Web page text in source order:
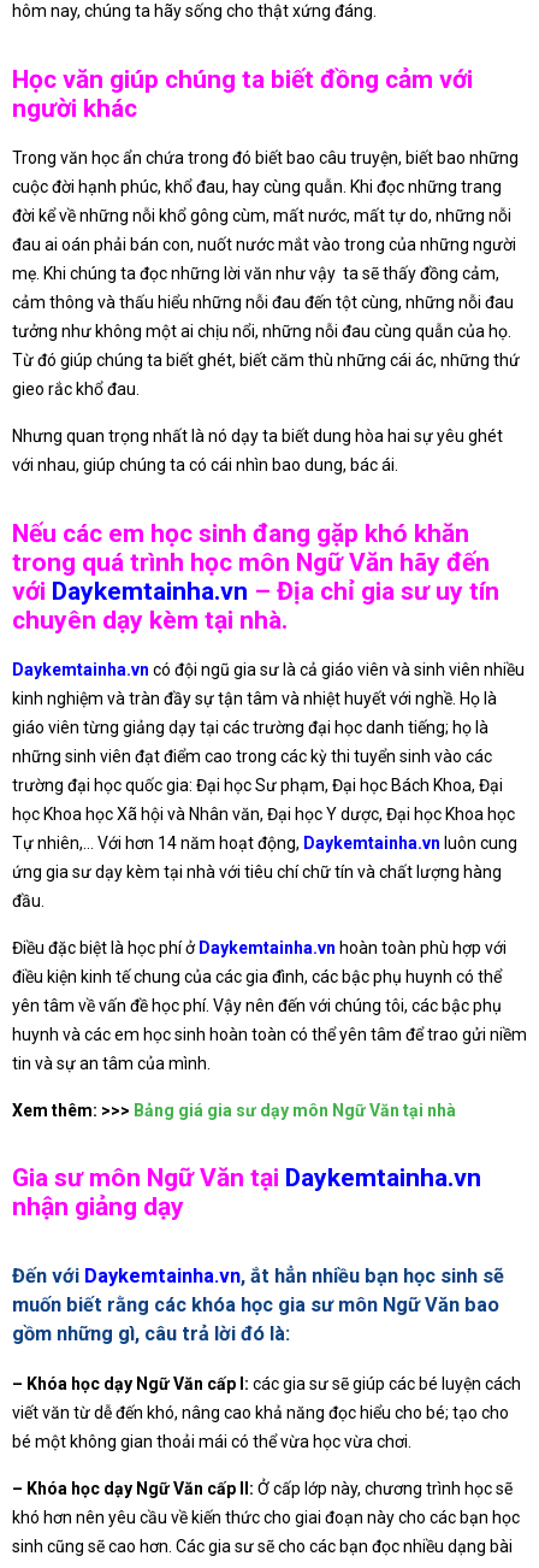
hôm nay, chúng ta hãy sống cho thật xứng đáng.
Học văn giúp chúng ta biết đồng cảm với
người khác
Trong văn học ẩn chứa trong đó biết bao câu truyện, biết bao những
cuộc đời hạnh phúc, khổ đau, hay cùng quẫn. Khi đọc những trang
đời kể về những nỗi khổ gông cùm, mất nước, mất tự do, những nỗi
đau ai oán phải bán con, nuốt nước mắt vào trong của những người
mẹ. Khi chúng ta đọc những lời văn như vậy ta sẽ thấy đồng cảm,
cảm thông và thấu hiểu những nỗi đau đến tột cùng, những nỗi đau
tưởng như không một ai chịu nổi, những nỗi đau cùng quẫn của họ.
Từ đó giúp chúng ta biết ghét, biết căm thù những cái ác, những thứ
gieo rắc khổ đau.
Nhưng quan trọng nhất là nó dạy ta biết dung hòa hai sự yêu ghét
với nhau, giúp chúng ta có cái nhìn bao dung, bác ái.
Nếu các em học sinh đang gặp khó khăn
trong quá trình học môn Ngữ Văn hãy đến
với Daykemtainha.vn – Địa chỉ gia sư uy tín
chuyên dạy kèm tại nhà.
Daykemtainha.vn có đội ngũ gia sư là cả giáo viên và sinh viên nhiều
kinh nghiệm và tràn đầy sự tận tâm và nhiệt huyết với nghề. Họ là
giáo viên từng giảng dạy tại các trường đại học danh tiếng; họ là
những sinh viên đạt điểm cao trong các kỳ thi tuyển sinh vào các
trường đại học quốc gia: Đại học Sư phạm, Đại học Bách Khoa, Đại
học Khoa học Xã hội và Nhân văn, Đại học Y dược, Đại học Khoa học
Tự nhiên,… Với hơn 14 năm hoạt động, Daykemtainha.vn luôn cung
ứng gia sư dạy kèm tại nhà với tiêu chí chữ tín và chất lượng hàng
đầu.
Điều đặc biệt là học phí ở Daykemtainha.vn hoàn toàn phù hợp với
điều kiện kinh tế chung của các gia đình, các bậc phụ huynh có thể
yên tâm về vấn đề học phí. Vậy nên đến với chúng tôi, các bậc phụ
huynh và các em học sinh hoàn toàn có thể yên tâm để trao gửi niềm
tin và sự an tâm của mình.
Xem thêm: >>> Bảng giá gia sư dạy môn Ngữ Văn tại nhà
Gia sư môn Ngữ Văn tại Daykemtainha.vn
nhận giảng dạy
Đến với Daykemtainha.vn, ắt hẳn nhiều bạn học sinh sẽ
muốn biết rằng các khóa học gia sư môn Ngữ Văn bao
gồm những gì, câu trả lời đó là:
– Khóa học dạy Ngữ Văn cấp I: các gia sư sẽ giúp các bé luyện cách
viết văn từ dễ đến khó, nâng cao khả năng đọc hiểu cho bé; tạo cho
bé một không gian thoải mái có thể vừa học vừa chơi.
– Khóa học dạy Ngữ Văn cấp II: Ở cấp lớp này, chương trình học sẽ
khó hơn nên yêu cầu về kiến thức cho giai đoạn này cho các bạn học
sinh cũng sẽ cao hơn. Các gia sư sẽ cho các bạn đọc nhiều dạng bài